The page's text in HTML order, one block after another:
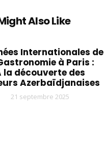
Also Like
Internationales de
à Paris :
la découverte des
Azerbaïdjanaises
21 septembre 2025